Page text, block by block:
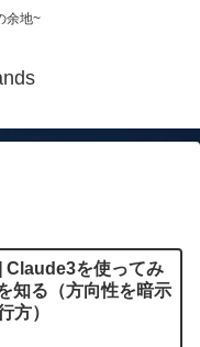
余地~
を使ってみ
知る（方向性を暗示
方）